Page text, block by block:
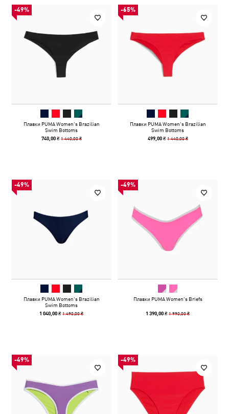
-49%
Плавки PUMA Women's Brazilian
Swim Bottoms
740,00 ₴ 1 440,00 ₴
-65%
Плавки PUMA Women's Brazilian
Swim Bottoms
499,00 ₴ 1 440,00 ₴
-49%
Плавки PUMA Women's Brazilian
Swim Bottoms
1 040,00 ₴1 490,00 ₴
-49%
Плавки PUMA Women's Briefs
1 390,00 ₴1 990,00 ₴
-49% -49%